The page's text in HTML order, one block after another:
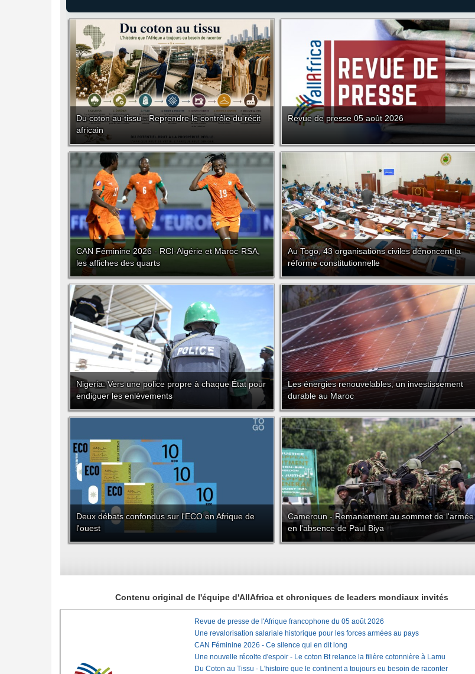
Du coton au tissu - Reprendre le contrôle du récit
africain
Revue de presse 05 août 2026
CAN Féminine 2026 - RCI-Algérie et Maroc-RSA,
les affiches des quarts
Au Togo, 43 organisations civiles dénoncent la
réforme constitutionnelle
Nigeria: Vers une police propre à chaque État pour
endiguer les enlèvements
Les énergies renouvelables, un investissement
durable au Maroc
Deux débats confondus sur l'ECO en Afrique de
l'ouest
Cameroun - Remaniement au sommet de l'armée
en l'absence de Paul Biya
Contenu original de l'équipe d'AllAfrica et chroniques de leaders mondiaux invités
Revue de presse de l'Afrique francophone du 05 août 2026
Une revalorisation salariale historique pour les forces armées au pays
CAN Féminine 2026 - Ce silence qui en dit long
Une nouvelle récolte d'espoir - Le coton Bt relance la filière cotonnière à Lamu
Du Coton au Tissu - L'histoire que le continent a toujours eu besoin de raconter